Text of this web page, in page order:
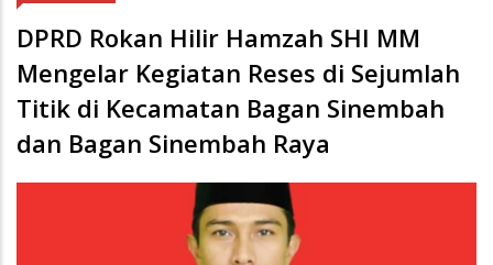
DPRD Rokan Hilir Hamzah SHI MM
Mengelar Kegiatan Reses di Sejumlah
Titik di Kecamatan Bagan Sinembah
dan Bagan Sinembah Raya